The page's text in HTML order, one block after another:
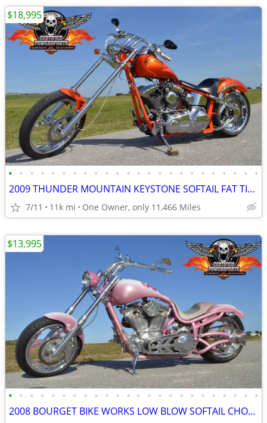
• • • • • • • • • • • • • • • • • • • • • • • •
2009 THUNDER MOUNTAIN KEYSTONE SOFTAIL FAT TIRE CHOPPER 110ci SCREAMIN
7/11 11k mi One Owner, only 11,466 Miles
$18,995
• • • • • • • • • • • • • • • • • • • • • • • •
2008 BOURGET BIKE WORKS LOW BLOW SOFTAIL CHOPPER
$13,995